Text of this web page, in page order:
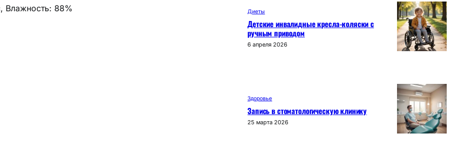
Влажность: 88% Диеты
Детские инвалидные кресла-коляски с
ручным приводом
6 апреля 2026
Здоровье
Запись в стоматологическую клинику
25 марта 2026